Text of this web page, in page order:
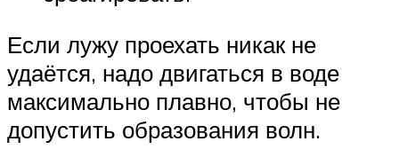
Если лужу проехать никак не
удаётся, надо двигаться в воде
максимально плавно, чтобы не
допустить образования волн.